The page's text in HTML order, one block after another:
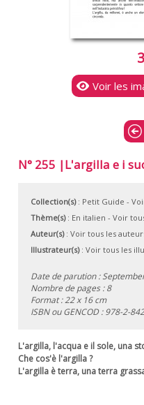
Voir les
N° 255 |L'argilla e i
Collection(s): Petit Guide -
Thème(s): En italien - Voir
Auteur(s): Voir tous les
Illustrateur(s): Voir tous les
Date de parution :
Nombre de pages : 8
Format : 22 x 16 cm
ISBN ou GENCOD :978-2-
L'argilla, l'acqua e il sole, una
Che cos'è l'argilla ?
L'argilla è terra, una terra